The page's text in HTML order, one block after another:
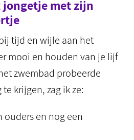
jongetje met zijn
tijd en wijle aan het
mooi en houden van je lijf
zwembad probeerde
krijgen, zag ik ze:
ouders en nog een